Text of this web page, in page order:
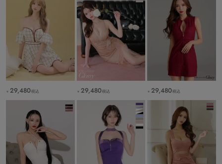
￥ 29,480税込 ￥ 29,480税込 ￥ 29,480税込